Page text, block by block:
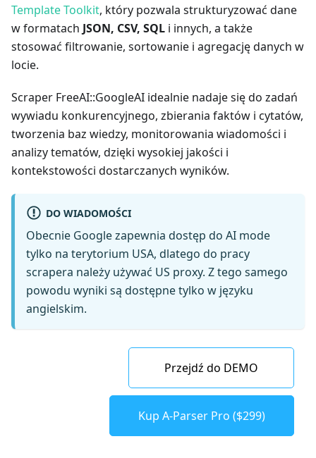
Template Toolkit, który pozwala strukturyzować dane
w formatach JSON, CSV, SQL i innych, a także
stosować filtrowanie, sortowanie i agregację danych w
locie.
Scraper FreeAI::GoogleAI idealnie nadaje się do zadań
wywiadu konkurencyjnego, zbierania faktów i cytatów,
tworzenia baz wiedzy, monitorowania wiadomości i
analizy tematów, dzięki wysokiej jakości i
kontekstowości dostarczanych wyników.
DO WIADOMOŚCI
Obecnie Google zapewnia dostęp do AI mode
tylko na terytorium USA, dlatego do pracy
scrapera należy używać US proxy. Z tego samego
powodu wyniki są dostępne tylko w języku
angielskim.
Przejdź do DEMO
Kup A-Parser Pro ($299)